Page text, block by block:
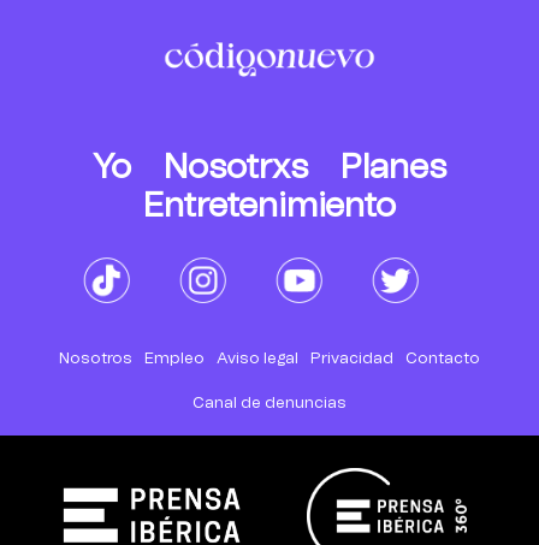
Yo Nosotrxs
Planes
Entretenimiento
Nosotros Empleo Aviso legal Privacidad Contacto
Canal de denuncias